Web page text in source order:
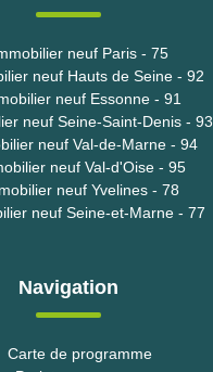
neuf Paris - 75
neuf Hauts de Seine - 92
neuf Essonne - 91
neuf Seine-Saint-Denis - 93
neuf Val-de-Marne - 94
neuf Val-d'Oise - 95
neuf Yvelines - 78
neuf Seine-et-Marne - 77
Navigation
Carte de programme